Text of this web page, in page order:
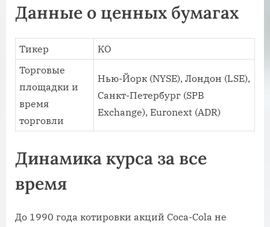
Данные о ценных бумагах
Тикер
KO
Торговые
площадки и
время
торговли
Нью-Йорк (NYSE), Лондон (LSE),
Санкт-Петербург (SPB
Exchange), Euronext (ADR)
Динамика курса за все
время
До 1990 года котировки акций Coca-Cola не